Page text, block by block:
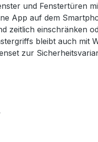
und Fenstertüren
App auf dem
zeitlich einschränken
bleibt auch mit
zur